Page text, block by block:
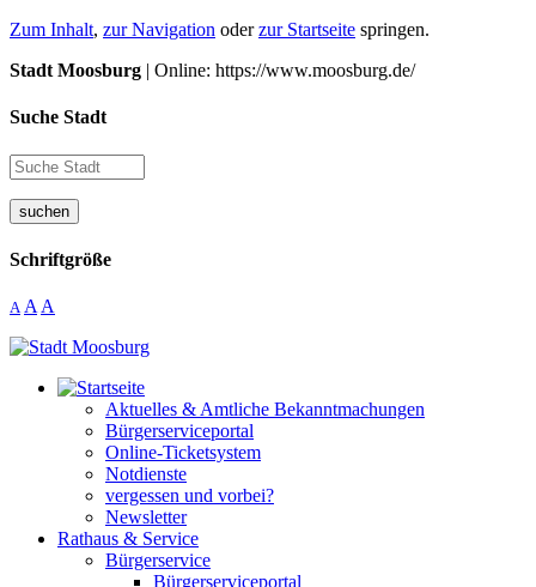
Zum Inhalt, zur Navigation oderzur Startseite springen.
Stadt Moosburg | Online: https://www.moosburg.de/
Suche Stadt
suchen
Schriftgröße
A A A
Aktuelles & Amtliche Bekanntmachungen
Bürgerserviceportal
Online-Ticketsystem
Notdienste
vergessen und vorbei?
Newsletter
Rathaus & Service
Bürgerservice
Bürgerserviceportal